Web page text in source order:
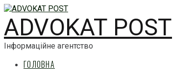
ADVOKAT POST
Інформаційне агентство
ГОЛОВНА